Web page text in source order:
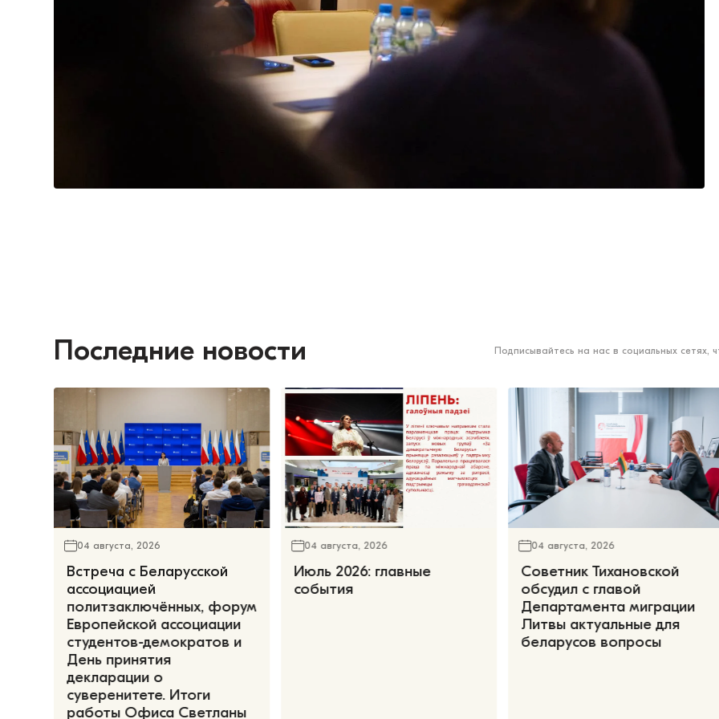
Последние новости Подписывайтесь на нас в социальных сетях,
04 августа, 2026
Встреча с Беларусской
ассоциацией
политзаключённых, форум
Европейской ассоциации
студентов-демократов и
День принятия
декларации о
суверенитете. Итоги
работы Офиса Светланы
04 августа, 2026
Июль 2026: главные
события
04 августа, 2026
Советник Тихановской
обсудил с главой
Департамента миграции
Литвы актуальные для
беларусов вопросы